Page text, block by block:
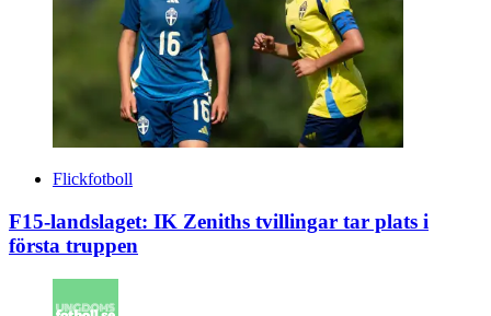
Flickfotboll
F15-landslaget: IK Zeniths tvillingar tar plats i
första truppen